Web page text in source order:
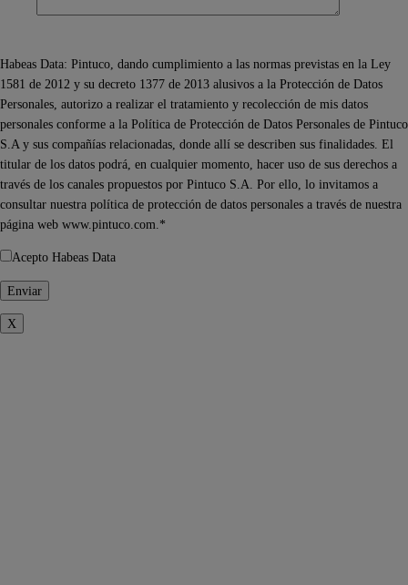
Habeas Data: Pintuco, dando cumplimiento a las normas previstas en la Ley
1581 de 2012 y su decreto 1377 de 2013 alusivos a la Protección de Datos
Personales, autorizo a realizar el tratamiento y recolección de mis datos
personales conforme a la Política de Protección de Datos Personales de Pintuco
S.A y sus compañías relacionadas, donde allí se describen sus finalidades. El
titular de los datos podrá, en cualquier momento, hacer uso de sus derechos a
través de los canales propuestos por Pintuco S.A. Por ello, lo invitamos a
consultar nuestra política de protección de datos personales a través de nuestra
página web www.pintuco.com.*
Acepto Habeas Data
X